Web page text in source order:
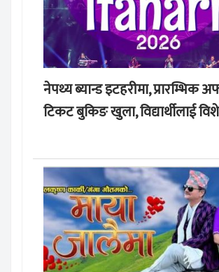
नेपथ्य ब्यान्ड इटहरीमा, प्रारम्भिक
टिकट बुकिङ खुला, विद्यार्थीलाई